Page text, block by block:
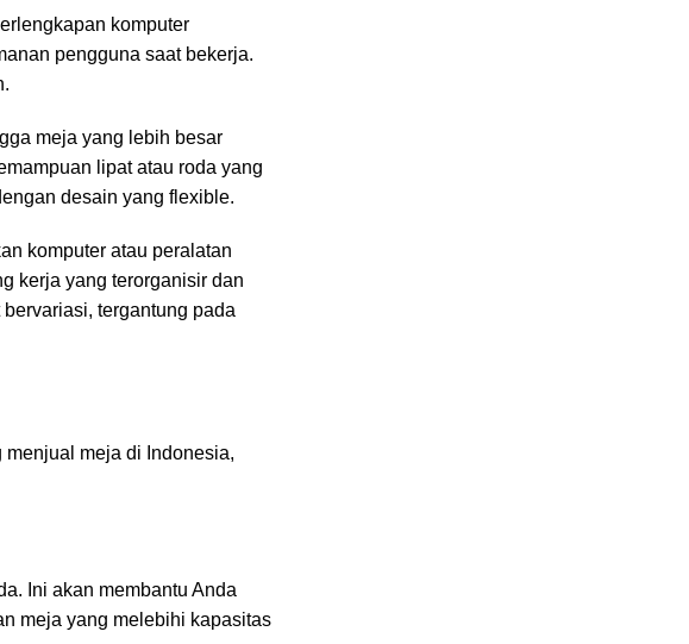
komputer
pengguna saat bekerja.
meja yang lebih besar
lipat atau roda yang
desain yang flexible.
komputer atau peralatan
kerja yang terorganisir dan
tergantung pada
meja di Indonesia,
Ini akan membantu Anda
meja yang melebihi kapasitas